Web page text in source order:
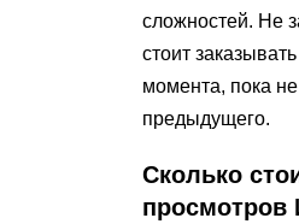
сложностей. Не
стоит
момента, пока не
предыдущего.
Сколько
просмотров